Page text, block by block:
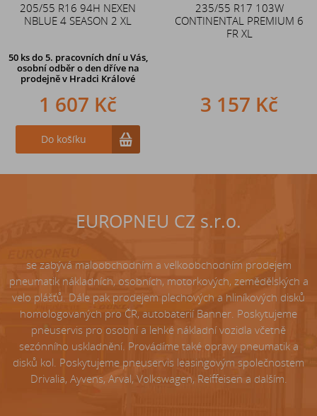
205/55 R16 94H NEXEN
NBLUE 4 SEASON 2 XL
50 ks do 5. pracovních dní u Vás,
osobní odběr o den dříve na
prodejněv Hradci Králové
1 607 Kč
Do košíku
235/55 R17 103W
CONTINENTAL PREMIUM 6
FR XL
3 157 Kč
Duše 12x4 (4.00-4) kovový
zahnutý ventil TR87
242 Kč
EUROPNEU CZ s.r.o.
se zabývá maloobchodním a velkoobchodním prodejem
pneumatik nákladních, osobních, motorkových, zemědělských a
velo plášťů. Dále pak prodejem plechových a hliníkových disků
homologovaných pro ČR, autobaterií Banner. Poskytujeme
pneuservis pro osobní a lehké nákladní vozidla včetně
sezónního uskladnění. Provádíme také opravy pneumatik a
disků kol. Poskytujeme pneuservis leasingovým společnostem
Drivalia, Ayvens, Arval, Volkswagen, Reiffeisen a dalším.